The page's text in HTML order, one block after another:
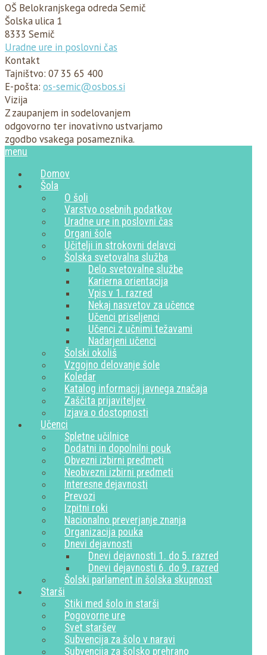
OŠ Belokranjskega odreda Semič
Šolska ulica 1
8333 Semič
Uradne ure in poslovni čas
Kontakt
Tajništvo: 07 35 65 400
E-pošta: os-semic@osbos.si
Vizija
Z zaupanjem in sodelovanjem
odgovorno ter inovativno ustvarjamo
zgodbo vsakega posameznika.
menu
Domov
Šola
O šoli
Varstvo osebnih podatkov
Uradne ure in poslovni čas
Organi šole
Učitelji in strokovni delavci
Šolska svetovalna služba
Delo svetovalne službe
Karierna orientacija
Vpis v 1. razred
Nekaj nasvetov za učence
Učenci priseljenci
Učenci z učnimi težavami
Nadarjeni učenci
Šolski okoliš
Vzgojno delovanje šole
Koledar
Katalog informacij javnega značaja
Zaščita prijaviteljev
Izjava o dostopnosti
Učenci
Spletne učilnice
Dodatni in dopolnilni pouk
Obvezni izbirni predmeti
Neobvezni izbirni predmeti
Interesne dejavnosti
Prevozi
Izpitni roki
Nacionalno preverjanje znanja
Organizacija pouka
Dnevi dejavnosti
Dnevi dejavnosti 1. do 5. razred
Dnevi dejavnosti 6. do 9. razred
Šolski parlament in šolska skupnost
Starši
Stiki med šolo in starši
Pogovorne ure
Svet staršev
Subvencija za šolo v naravi
Subvencija za šolsko prehrano